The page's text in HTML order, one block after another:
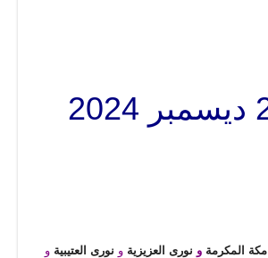
عروض نورى السعودية اليوم 29 نوفمبر حتى 2 ديسمبر 2024
المكرمة و نورى العزيزية و نورى العتيبية و